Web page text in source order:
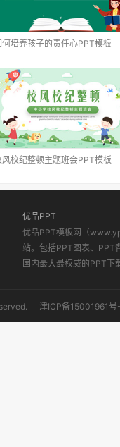
何培养孩子的责任心PPT模板
风校纪整顿主题班会PPT模板
优品PPT
优品PPT模板网（
站。包括PPT图表、PPT
国内最大最权威的PPT下
津ICP备15001961号